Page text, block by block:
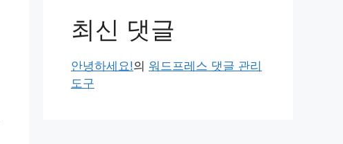
최신 댓글
안녕하세요!의 워드프레스 댓글 관리
도구